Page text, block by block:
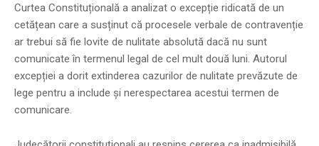
Curtea Constituțională a analizat o excepție ridicată de un
cetățean care a susținut că procesele verbale de contravenție
ar trebui să fie lovite de nulitate absolută dacă nu sunt
comunicate în termenul legal de cel mult două luni. Autorul
excepției a dorit extinderea cazurilor de nulitate prevăzute de
lege pentru a include și nerespectarea acestui termen de
comunicare.